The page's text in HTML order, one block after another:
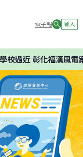
電子報 登入
過近 彰化福漢風電